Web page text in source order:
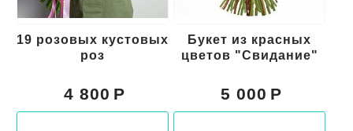
19 розовых кустовых
роз
4 800
Букет из красных
цветов "Свидание"
5 000